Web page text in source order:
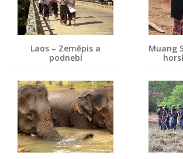
Laos – Zeměpis a
podnebí
Muang